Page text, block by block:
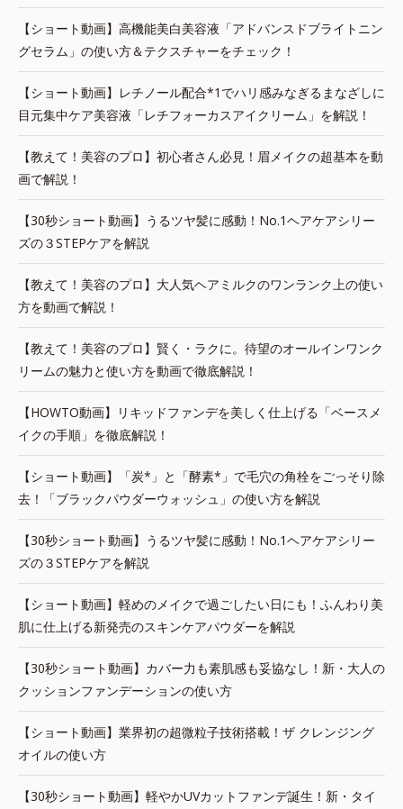
【ショート動画】高機能美白美容液「アドバンスドブライトニン
グセラム」の使い方＆テクスチャーをチェック！
【ショート動画】レチノール配合*1でハリ感みなぎるまなざしに
目元集中ケア美容液「レチフォーカスアイクリーム」を解説！
【教えて！美容のプロ】初心者さん必見！眉メイクの超基本を動
画で解説！
【30秒ショート動画】うるツヤ髪に感動！No.1ヘアケアシリー
ズの３STEPケアを解説
【教えて！美容のプロ】大人気ヘアミルクのワンランク上の使い
方を動画で解説！
【教えて！美容のプロ】賢く・ラクに。待望のオールインワンク
リームの魅力と使い方を動画で徹底解説！
【HOWTO動画】リキッドファンデを美しく仕上げる「ベースメ
イクの手順」を徹底解説！
【ショート動画】「炭*」と「酵素*」で毛穴の角栓をごっそり除
去！「ブラックパウダーウォッシュ」の使い方を解説
【30秒ショート動画】うるツヤ髪に感動！No.1ヘアケアシリー
ズの３STEPケアを解説
【ショート動画】軽めのメイクで過ごしたい日にも！ふんわり美
肌に仕上げる新発売のスキンケアパウダーを解説
【30秒ショート動画】カバー力も素肌感も妥協なし！新・大人の
クッションファンデーションの使い方
【ショート動画】業界初の超微粒子技術搭載！ザ クレンジング
オイルの使い方
【30秒ショート動画】軽やかUVカットファンデ誕生！新・タイ